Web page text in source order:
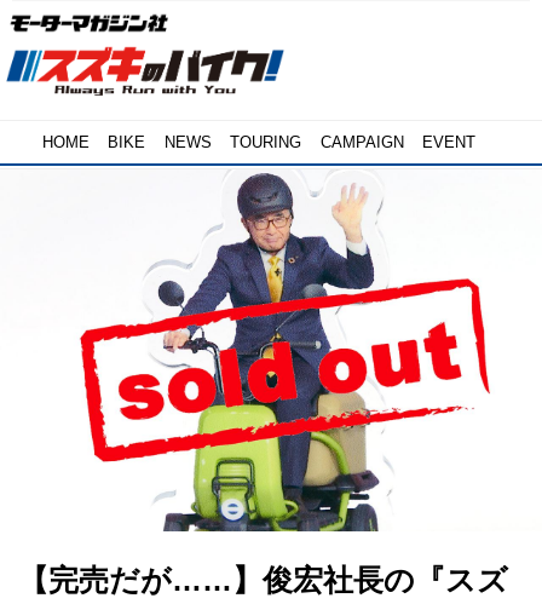
HOME BIKE NEWS TOURING CAMPAIGN EVENT
【完売だが……】俊宏社長の『スズ